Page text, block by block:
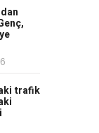
trafik